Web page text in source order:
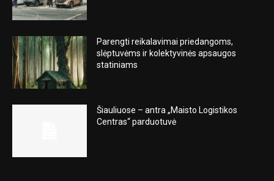
Parengti reikalavimai priedangoms,
slėptuvėms ir kolektyvinės apsaugos
statiniams
Šiauliuose – antra „Maisto Logistikos
Centras“ parduotuvė